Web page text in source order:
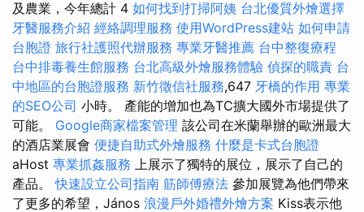
及農業，今年總計 4 如何找到打掃阿姨 台北優質外燴選擇
牙醫服務介紹 經絡調理服務 使用WordPress建站 如何申請
台胞證 旅行社護照代辦服務 專業牙醫推薦 台中整復療程
台中排毒養生館服務 台北高級外燴服務體驗 偵探的職責 台
中地區的台胞證服務 新竹徵信社服務,647 牙橋的作用 專業
的SEO公司 小時。 產能的增加也為TC擴大國外市場提供了
可能。 Google商家檔案管理 該公司在米蘭舉辦的歐洲最大
的酒店業展會 便捷自助式外燴服務 什麼是卡式台胞證
aHost 專業抓姦服務 上展示了獨特的展位，展示了自己的
產品。快速設立公司指南 筋師傅療法 參加展覽為他們帶來
了更多的希望，János 浪漫戶外婚禮外燴方案 Kiss表示他